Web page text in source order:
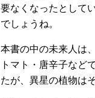
要なくなったとして
でしょうね。
本書の中の未来人は
トマト・唐辛子など
たが、異星の植物は